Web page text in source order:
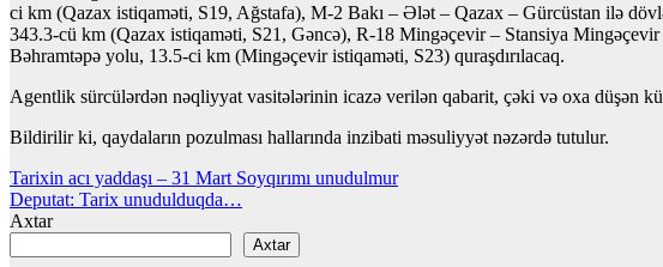
ci km (Qazax istiqaməti, S19, Ağstafa), M-2 Bakı – Ələt – Qazax – Gürcüstan ilə
343.3-cü km (Qazax istiqaməti, S21, Gəncə), R-18 Mingəçevir – Stansiya
Bəhramtəpə yolu, 13.5-ci km (Mingəçevir istiqaməti, S23) quraşdırılacaq.
Agentlik sürcülərdən nəqliyyat vasitələrinin icazə verilən qabarit, çəki və oxa düşən
Bildirilir ki, qaydaların pozulması hallarında inzibati məsuliyyət nəzərdə tutulur.
Yazı
naviqasiyası
Tarixin acı yaddaşı – 31 Mart Soyqırımı unudulmur
Deputat: Tarix unudulduqda…
Axtar
Axtar